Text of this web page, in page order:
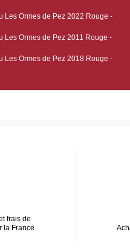
Les Ormes de Pez 2022 Rouge -
Les Ormes de Pez 2011 Rouge -
Les Ormes de Pez 2018 Rouge -
frais de
la France